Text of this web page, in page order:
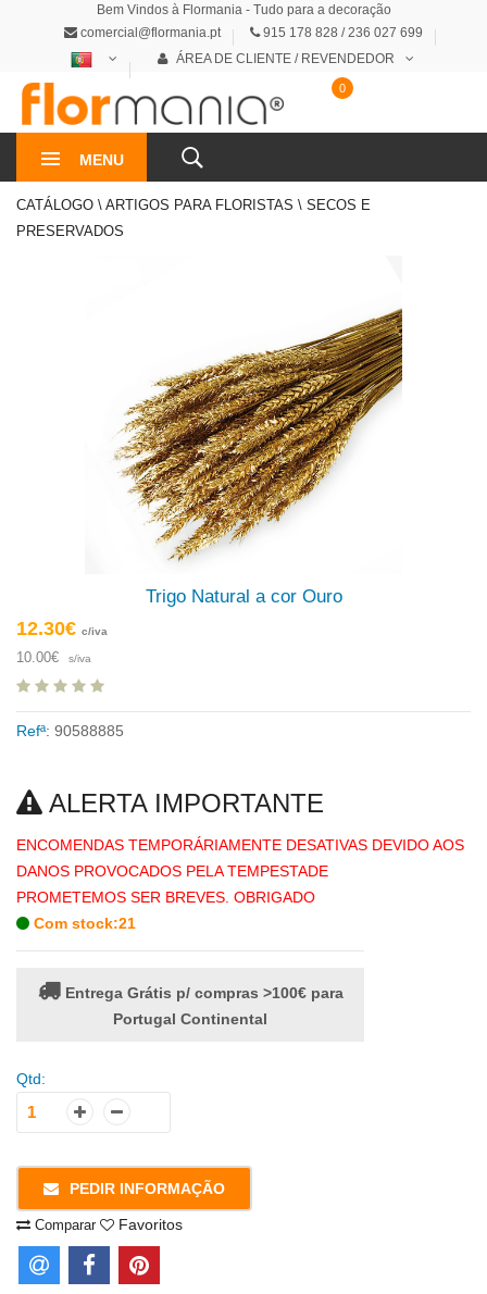
Bem Vindos à Flormania - Tudo para a decoração
comercial@flormania.pt
915 178 828 / 236 027 699
ÁREA DE CLIENTE / REVENDEDOR
MENU
0
CATÁLOGO \ ARTIGOS PARA FLORISTAS \ SECOS E
PRESERVADOS
Trigo Natural a cor Ouro
12.30€ c/iva
10.00€ s/iva
Refª: 90588885
ALERTA IMPORTANTE
ENCOMENDAS TEMPORÁRIAMENTE DESATIVAS DEVIDO AOS
DANOS PROVOCADOS PELA TEMPESTADE
PROMETEMOS SER BREVES. OBRIGADO
Com stock:21
Entrega Grátis p/ compras >100€ para
Portugal Continental
Qtd:
PEDIR INFORMAÇÃO
Comparar Favoritos